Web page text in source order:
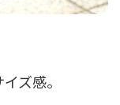
ズ感。